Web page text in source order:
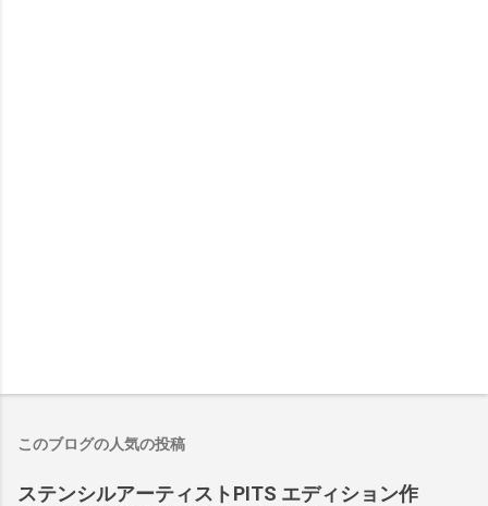
このブログの人気の投稿
ステンシルアーティストPITS エディション作